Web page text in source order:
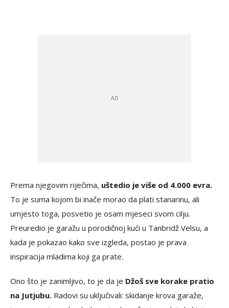
Prema njegovim riječima, uštedio je više od 4.000 evra.
To je suma kojom bi inače morao da plati stanarinu, ali
umjesto toga, posvetio je osam mjeseci svom cilju.
Preuredio je garažu u porodičnoj kući u Tanbridž Velsu, a
kada je pokazao kako sve izgleda, postao je prava
inspiracija mladima koji ga prate.
Ono što je zanimljivo, to je da je Džoš sve korake pratio
na Jutjubu. Radovi su uključivali: skidanje krova garaže,